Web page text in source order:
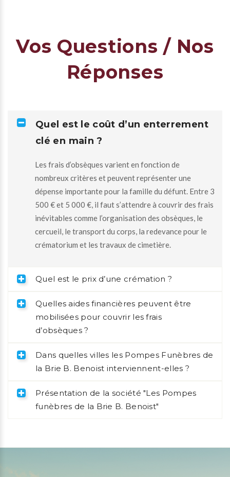
Vos Questions / Nos
Réponses
Quel est le coût d’un enterrement
clé en main ?
Les frais d’obsèques varient en fonction de
nombreux critères et peuvent représenter une
dépense importante pour la famille du défunt. Entre 3
500 € et 5 000 €, il faut s’attendre à couvrir des frais
inévitables comme l’organisation des obsèques, le
cercueil, le transport du corps, la redevance pour le
crématorium et les travaux de cimetière.
Quel est le prix d’une crémation ?
Quelles aides financières peuvent être
mobilisées pour couvrir les frais
d’obsèques ?
Dans quelles villes les Pompes Funèbres de
la Brie B. Benoist interviennent-elles ?
Présentation de la société "Les Pompes
funèbres de la Brie B. Benoist"